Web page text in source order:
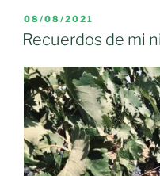
PUBLICADO
EL
08/08/2021
Recuerdos de mi